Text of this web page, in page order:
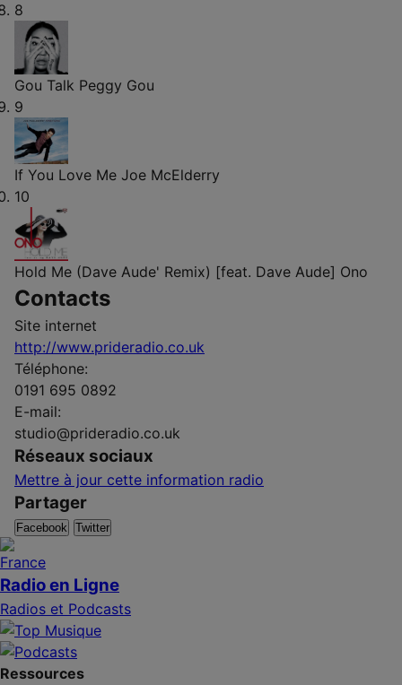
8
Gou Talk Peggy Gou
9
If You Love Me Joe McElderry
10
Hold Me (Dave Aude' Remix) [feat. Dave Aude] Ono
Contacts
Site internet
http://www.prideradio.co.uk
Téléphone:
0191 695 0892
E-mail:
studio@prideradio.co.uk
Réseaux sociaux
Mettre à jour cette information radio
Partager
Facebook Twitter
Radio en Ligne
Radios et Podcasts
Ressources